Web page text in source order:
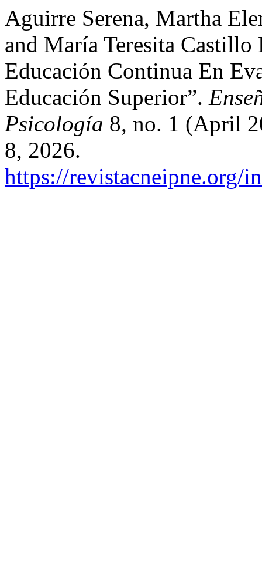
Aguirre Serena, Martha
and María Teresita
Educación Continua En
Educación Superior”.
Psicología 8, no. 1 (April
8, 2026.
https://revistacneipne.org/